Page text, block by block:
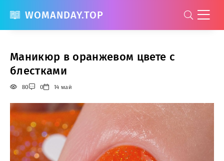
WOMANDAY.TOP
Маникюр в оранжевом цвете с
блестками
80 0 14 май